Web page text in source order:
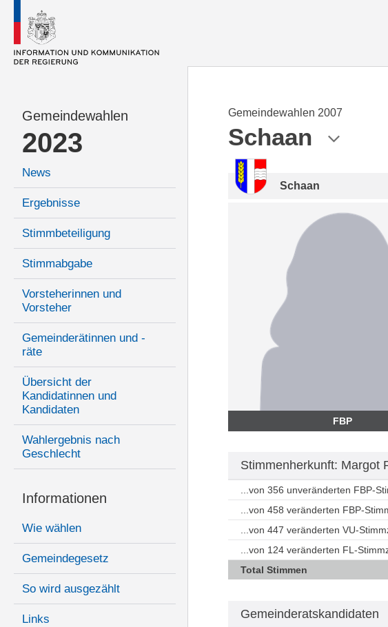
Gemeindewahlen
2023
News
Ergebnisse
Stimmbeteiligung
Stimmabgabe
Vorsteherinnen und
Vorsteher
Gemeinderätinnen und -
räte
Übersicht der
Kandidatinnen und
Kandidaten
Wahlergebnis nach
Geschlecht
Informationen
Wie wählen
Gemeindegesetz
So wird ausgezählt
Links
Gemeindewahlen 2007
Schaan
Schaan
FBP
Stimmenherkunft: Margot
...von 356 unveränderten FBP-
...von 458 veränderten FBP-
...von 447 veränderten VU-
...von 124 veränderten FL-
Total Stimmen
Gemeinderatskandidaten